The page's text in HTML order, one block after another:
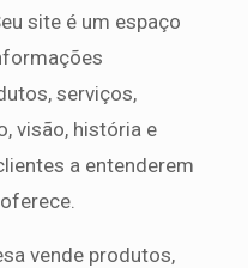
site é um espaço
serviços,
visão, história e
a entenderem
vende produtos,